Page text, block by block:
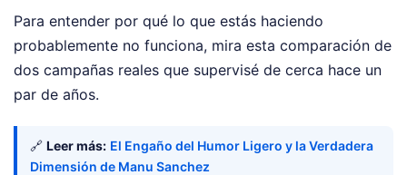
Para entender por qué lo que estás haciendo
probablemente no funciona, mira esta comparación de
dos campañas reales que supervisé de cerca hace un
par de años.
🔗 Leer más: El Engaño del Humor Ligero y la Verdadera
Dimensión de Manu Sanchez